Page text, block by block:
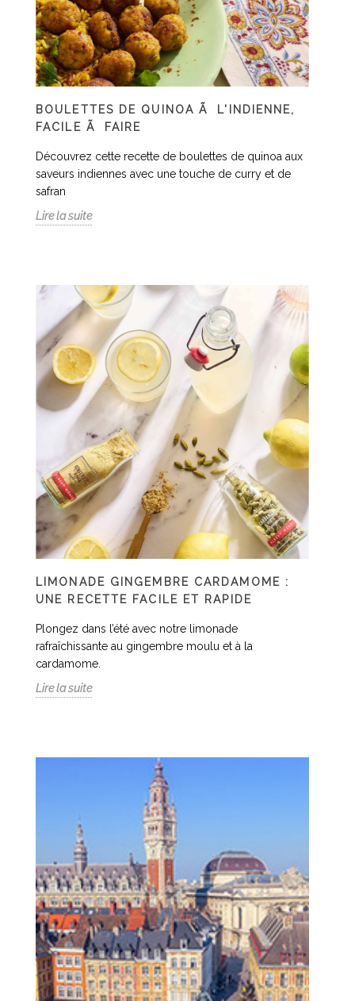
BOULETTES DE QUINOA Ã L'INDIENNE,
FACILE Ã FAIRE
Découvrez cette recette de boulettes de quinoa aux
saveurs indiennes avec une touche de curry et de
safran
Lire la suite
LIMONADE GINGEMBRE CARDAMOME :
UNE RECETTE FACILE ET RAPIDE
Plongez dans l’été avec notre limonade
rafraîchissante au gingembre moulu et à la
cardamome.
Lire la suite